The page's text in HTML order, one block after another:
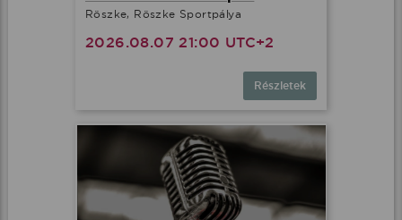
Röszke, Röszke Sportpálya
2026.08.07 21:00 UTC+2
Részletek